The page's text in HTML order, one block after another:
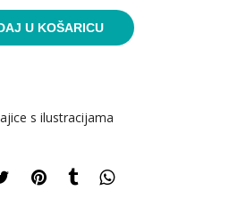
U KOŠARICU
s ilustracijama